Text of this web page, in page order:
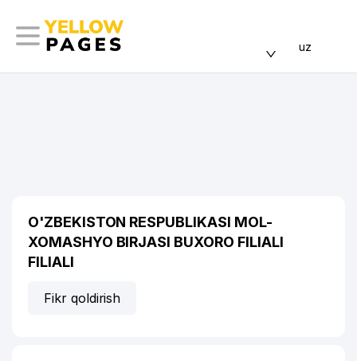
uz
O'ZBEKISTON RESPUBLIKASI MOL-
XOMASHYO BIRJASI BUXORO FILIALI
FILIALI
Fikr qoldirish